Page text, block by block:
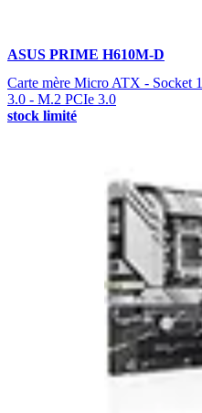
ASUS PRIME H610M-D
Carte mère Micro ATX - Socket
3.0 - M.2 PCIe 3.0
stock limité